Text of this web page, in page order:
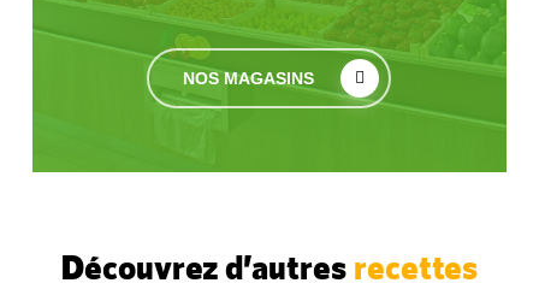
NOS MAGASINS
Découvrez d’autres recettes